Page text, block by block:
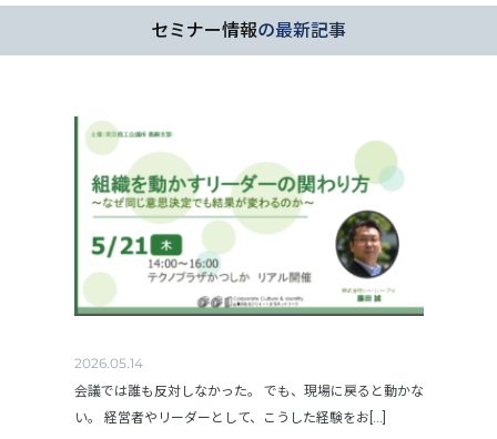
セミナー情報の最新記事
2026.05.14
会議では誰も反対しなかった。 でも、現場に戻ると動かな
い。 経営者やリーダーとして、こうした経験をお[...]